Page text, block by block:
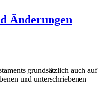
Änderungen
grundsätzlich auch auf
und unterschriebenen